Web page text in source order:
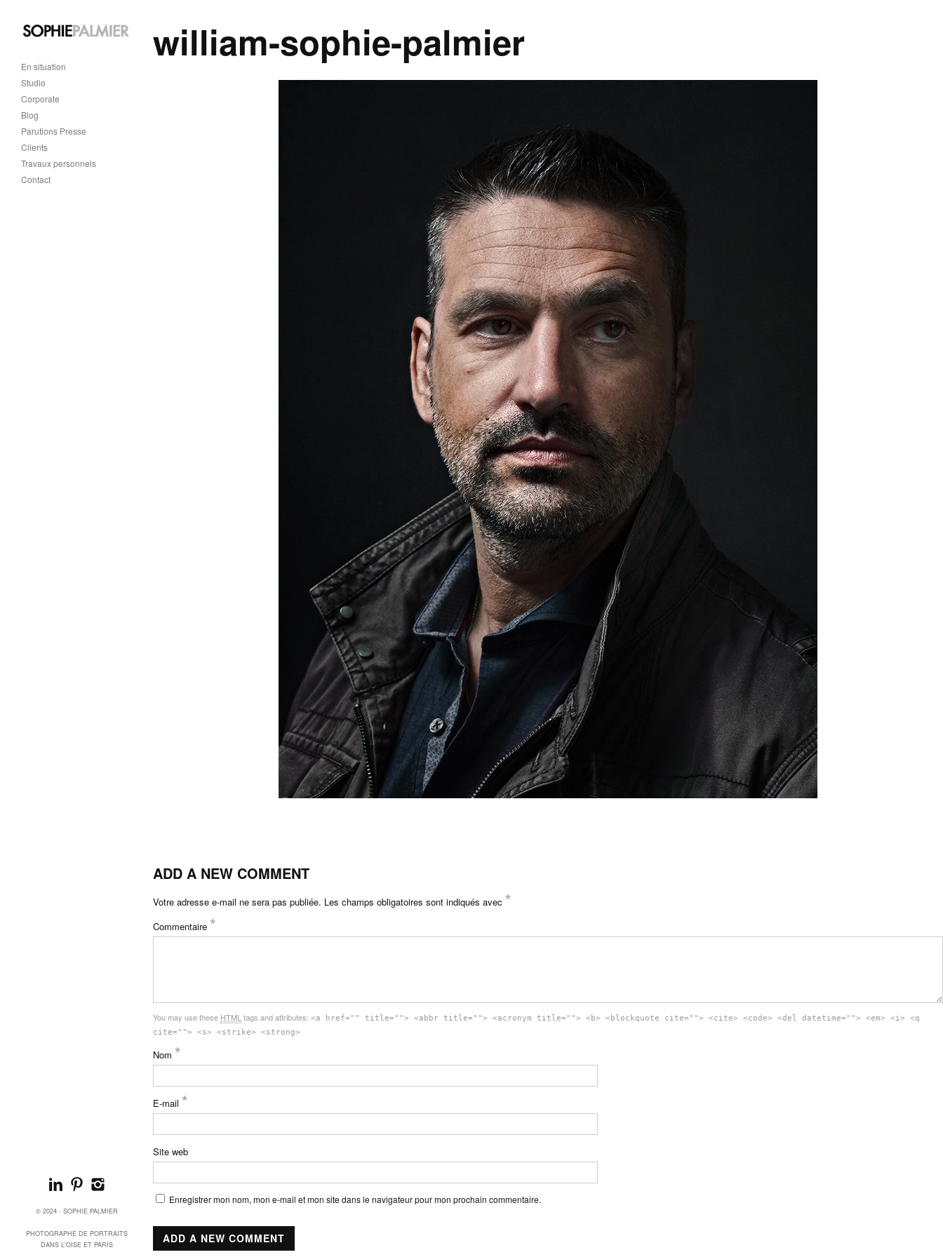
En situation
Studio
Corporate
Blog
Parutions Presse
Clients
Travaux personnels
Contact
© 2024 - SOPHIE PALMIER
PHOTOGRAPHE DE PORTRAITS
DANS L'OISE ET PARIS
william-sophie-palmier
ADD A NEW COMMENT
Votre adresse e-mail ne sera pas publiée. Les champs obligatoires sont indiqués avec *
Commentaire *
You may use these HTML tags and attributes: <a href="" title=""> <abbr title=""> <acronym title=""> <b> <blockquote cite=""> <cite> <code> <del datetime=""> <em> <i> <q
cite=""> <s> <strike> <strong>
Nom *
E-mail *
Site web
Enregistrer mon nom, mon e-mail et mon site dans le navigateur pour mon prochain commentaire.